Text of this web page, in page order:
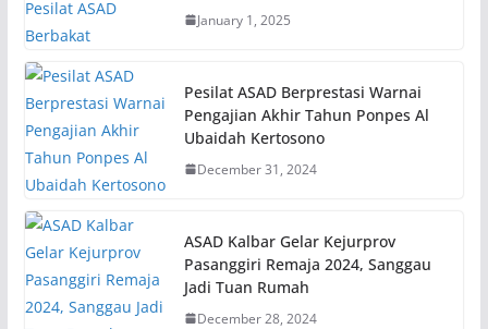
January 1, 2025
Pesilat ASAD Berprestasi Warnai
Pengajian Akhir Tahun Ponpes Al
Ubaidah Kertosono
December 31, 2024
ASAD Kalbar Gelar Kejurprov
Pasanggiri Remaja 2024, Sanggau
Jadi Tuan Rumah
December 28, 2024